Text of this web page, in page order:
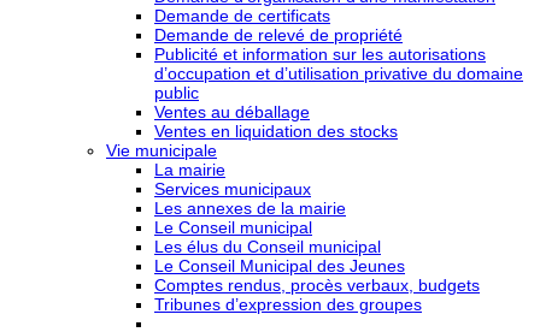
Demande de certificats
Demande de relevé de propriété
Publicité et information sur les autorisations
d’occupation et d’utilisation privative du domaine
public
Ventes au déballage
Ventes en liquidation des stocks
Vie municipale
La mairie
Services municipaux
Les annexes de la mairie
Le Conseil municipal
Les élus du Conseil municipal
Le Conseil Municipal des Jeunes
Comptes rendus, procès verbaux, budgets
Tribunes d’expression des groupes